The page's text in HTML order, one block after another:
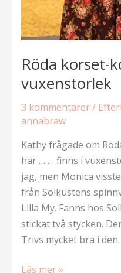
Röda korset-
vuxenstorlek
3 kommentarer/
annabraw
Kathy frågade om
här … … finns i
jag, men Monica
från Solkustens
Lilla My. Fanns hos
stickat två stycken.
Trivs mycket bra i
Röda
Läs mer »